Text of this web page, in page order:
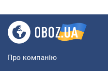
Про компанію